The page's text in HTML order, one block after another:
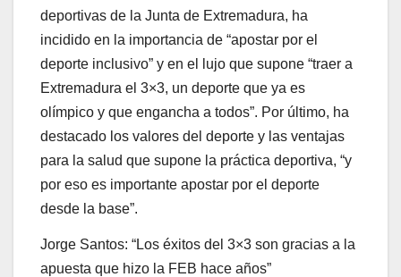
deportivas de la Junta de Extremadura, ha
incidido en la importancia de “apostar por el
deporte inclusivo” y en el lujo que supone “traer a
Extremadura el 3×3, un deporte que ya es
olímpico y que engancha a todos”. Por último, ha
destacado los valores del deporte y las ventajas
para la salud que supone la práctica deportiva, “y
por eso es importante apostar por el deporte
desde la base”.
Jorge Santos: “Los éxitos del 3×3 son gracias a la
apuesta que hizo la FEB hace años”